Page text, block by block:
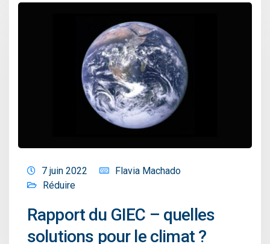
7 juin 2022
Flavia Machado
Réduire
Rapport du GIEC – quelles
solutions pour le climat ?